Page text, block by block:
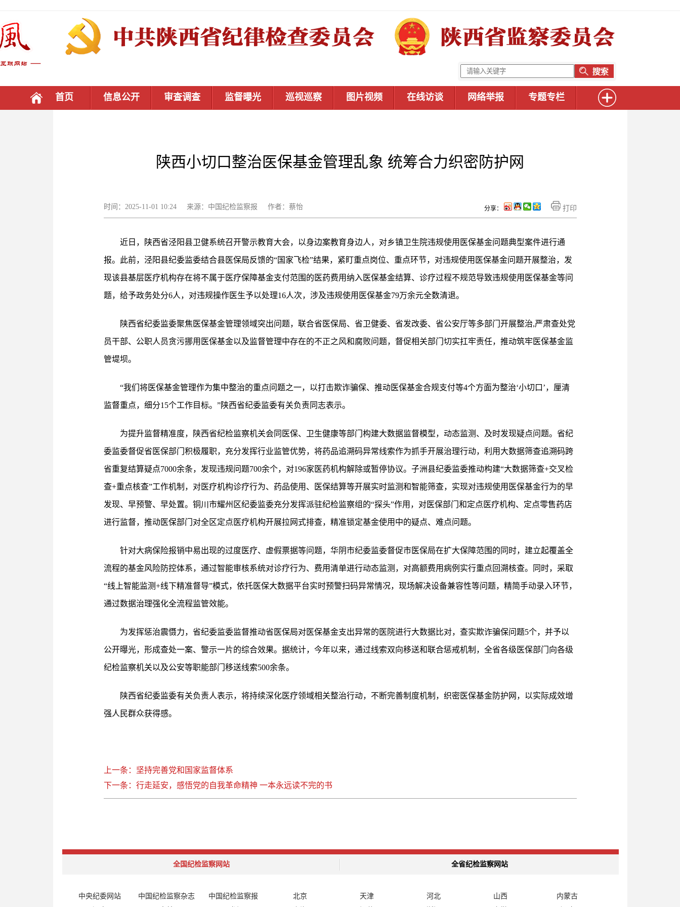
首页 信息公开 审查调查 监督曝光 巡视巡察 图片视频 在线访谈 网络举报 专题专栏
陕西小切口整治医保基金管理乱象 统筹合力织密防护网
时间：2025-11-01 10:24 来源：中国纪检监察报 作者：蔡怡 打印
分享：
近日，陕西省泾阳县卫健系统召开警示教育大会，以身边案教育身边人，对乡镇卫生院违规使用医保基金问题典型案件进行通
报。此前，泾阳县纪委监委结合县医保局反馈的“国家飞检”结果，紧盯重点岗位、重点环节，对违规使用医保基金问题开展整治，发
现该县基层医疗机构存在将不属于医疗保障基金支付范围的医药费用纳入医保基金结算、诊疗过程不规范导致违规使用医保基金等问
题，给予政务处分6人，对违规操作医生予以处理16人次，涉及违规使用医保基金79万余元全数清退。
陕西省纪委监委聚焦医保基金管理领域突出问题，联合省医保局、省卫健委、省发改委、省公安厅等多部门开展整治,严肃查处党
员干部、公职人员贪污挪用医保基金以及监督管理中存在的不正之风和腐败问题，督促相关部门切实扛牢责任，推动筑牢医保基金监
管堤坝。
“我们将医保基金管理作为集中整治的重点问题之一，以打击欺诈骗保、推动医保基金合规支付等4个方面为整治‘小切口’，厘清
监督重点，细分15个工作目标。”陕西省纪委监委有关负责同志表示。
为提升监督精准度，陕西省纪检监察机关会同医保、卫生健康等部门构建大数据监督模型，动态监测、及时发现疑点问题。省纪
委监委督促省医保部门积极履职，充分发挥行业监管优势，将药品追溯码异常线索作为抓手开展治理行动，利用大数据筛查追溯码跨
省重复结算疑点7000余条，发现违规问题700余个，对196家医药机构解除或暂停协议。子洲县纪委监委推动构建“大数据筛查+交叉检
查+重点核查”工作机制，对医疗机构诊疗行为、药品使用、医保结算等开展实时监测和智能筛查，实现对违规使用医保基金行为的早
发现、早预警、早处置。铜川市耀州区纪委监委充分发挥派驻纪检监察组的“探头”作用，对医保部门和定点医疗机构、定点零售药店
进行监督，推动医保部门对全区定点医疗机构开展拉网式排查，精准锁定基金使用中的疑点、难点问题。
针对大病保险报销中易出现的过度医疗、虚假票据等问题，华阴市纪委监委督促市医保局在扩大保障范围的同时，建立起覆盖全
流程的基金风险防控体系，通过智能审核系统对诊疗行为、费用清单进行动态监测，对高额费用病例实行重点回溯核查。同时，采取
“线上智能监测+线下精准督导”模式，依托医保大数据平台实时预警扫码异常情况，现场解决设备兼容性等问题，精简手动录入环节，
通过数据治理强化全流程监管效能。
为发挥惩治震慑力，省纪委监委监督推动省医保局对医保基金支出异常的医院进行大数据比对，查实欺诈骗保问题5个，并予以
公开曝光，形成查处一案、警示一片的综合效果。据统计，今年以来，通过线索双向移送和联合惩戒机制，全省各级医保部门向各级
纪检监察机关以及公安等职能部门移送线索500余条。
陕西省纪委监委有关负责人表示，将持续深化医疗领域相关整治行动，不断完善制度机制，织密医保基金防护网，以实际成效增
强人民群众获得感。
上一条：坚持完善党和国家监督体系
下一条：行走延安，感悟党的自我革命精神 一本永远读不完的书
全国纪检监察网站 全省纪检监察网站
中央纪委网站 中国纪检监察杂志 中国纪检监察报 北京 天津 河北 山西
内蒙古